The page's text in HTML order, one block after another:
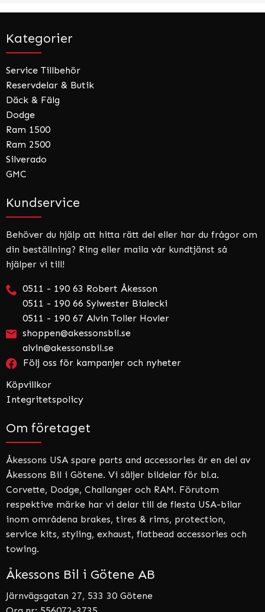
Kategorier
Service Tillbehör
Reservdelar & Butik
Däck & Fälg
Dodge
Ram 1500
Ram 2500
Silverado
GMC
Kundservice
Behöver du hjälp att hitta rätt del eller har du frågor om
din beställning? Ring eller maila vår kundtjänst så
hjälper vi till!
0511 - 190 63 Robert Åkesson
0511 - 190 66 Sylwester Bialecki
0511 - 190 67 Alvin Toller Hovler
shoppen@akessonsbil.se
alvin@akessonsbil.se
Följ oss för kampanjer och nyheter
Köpvillkor
Integritetspolicy
Om företaget
Åkessons USA spare parts and accessories är en del av
Åkessons Bil i Götene. Vi säljer bildelar för bl.a.
Corvette, Dodge, Challanger och RAM. Förutom
respektive märke har vi delar till de flesta USA-bilar
inom områdena brakes, tires & rims, protection,
service kits, styling, exhaust, flatbead accessories och
towing.
Åkessons Bil i Götene AB
Järnvägsgatan 27, 533 30 Götene